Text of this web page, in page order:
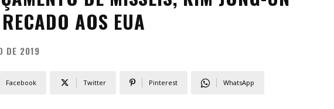
AOS EUA
DE 2019
Facebook Twitter Pinterest WhatsApp